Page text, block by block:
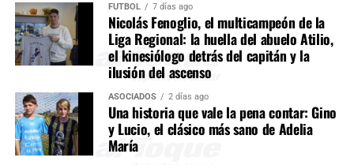
FÚTBOL 7 días ago
Nicolás Fenoglio, el multicampeón de la
Liga Regional: la huella del abuelo Atilio,
el kinesiólogo detrás del capitán y la
ilusión del ascenso
ASOCIADOS 2 días ago
Una historia que vale la pena contar: Gino
y Lucio, el clásico más sano de Adelia
María